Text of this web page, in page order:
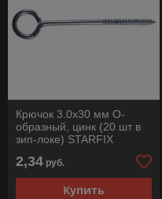
Крючок 3.0х30 мм О-
образный, цинк (20 шт в
зип-локе) STARFIX
2,34 руб.
Купить